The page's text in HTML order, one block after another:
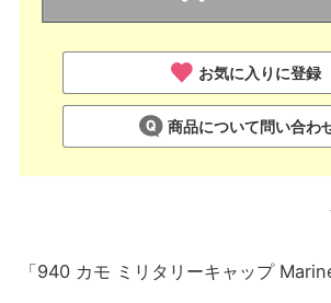
お気に入りに登録
商品について問い合わ
「940 カモ ミリタリーキャップ